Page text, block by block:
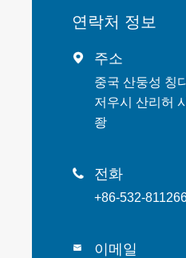
연락처 정보
 주소
중국 산둥성 칭
저우시 산리허
좡
 전화
+86-532-
 이메일